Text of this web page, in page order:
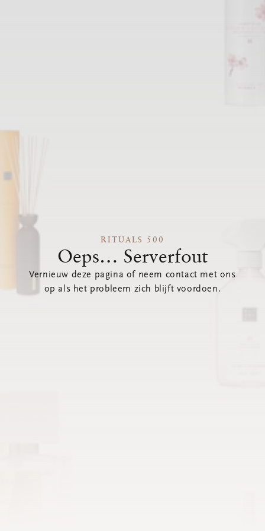
RITUALS 500
Oeps… Serverfout
Vernieuw deze pagina of neem contact met ons
op als het probleem zich blijft voordoen.